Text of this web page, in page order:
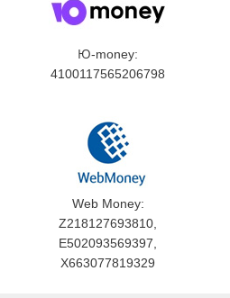
Ю-money:
4100117565206798
Web Money:
Z218127693810,
E502093569397,
X663077819329